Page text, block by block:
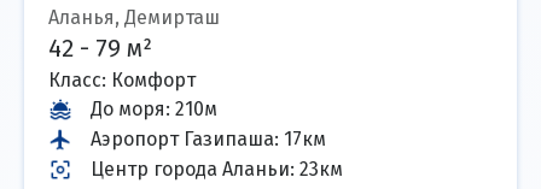
Аланья, Демирташ
42 - 79 м²
Класс: Комфорт
До моря: 210м
Аэропорт Газипаша: 17км
Центр города Аланьи: 23км